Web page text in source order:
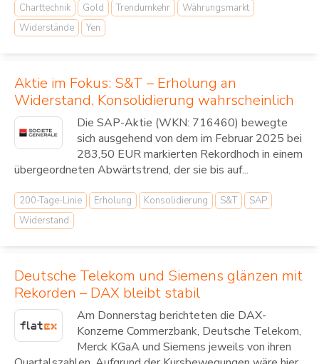
Charttechnik Gold Trendumkehr
Währungsmarkt
Widerstände
Yen
Aktie im Fokus: S&T – Erholung an
Widerstand, Konsolidierung wahrscheinlich
Die SAP-Aktie (WKN: 716460) bewegte
sich ausgehend von dem im Februar 2025 bei
283,50 EUR markierten Rekordhoch in einem
übergeordneten Abwärtstrend, der sie bis auf...
200-Tage-Linie Erholung Konsolidierung S&T
SAP
Widerstand
Deutsche Telekom und Siemens glänzen mit
Rekorden – DAX bleibt stabil
Am Donnerstag berichteten die DAX-
Konzerne Commerzbank, Deutsche Telekom,
Merck KGaA und Siemens jeweils von ihren